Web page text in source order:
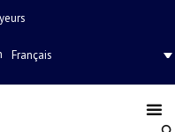
Français